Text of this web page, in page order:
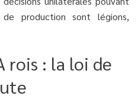
production sont légions,
rois : la loi de